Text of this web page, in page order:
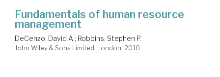
Fundamentals of human resource
management
DeCenzo, David A.; Robbins, Stephen P.
John Wiley & Sons Limited. London, 2010